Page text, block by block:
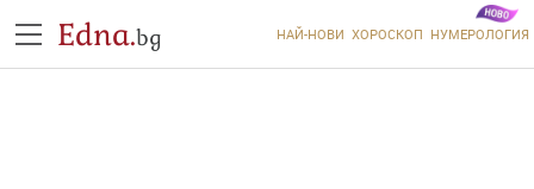
Edna.bg НАЙ-НОВИ ХОРОСКОП НУМЕРОЛОГИЯ